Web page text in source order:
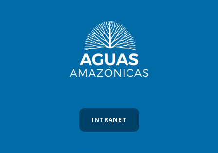
INTRANET